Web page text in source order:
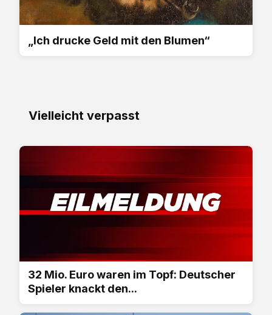
„Ich drucke Geld mit den Blumen“
Vielleicht verpasst
32 Mio. Euro waren im Topf: Deutscher
Spieler knackt den...